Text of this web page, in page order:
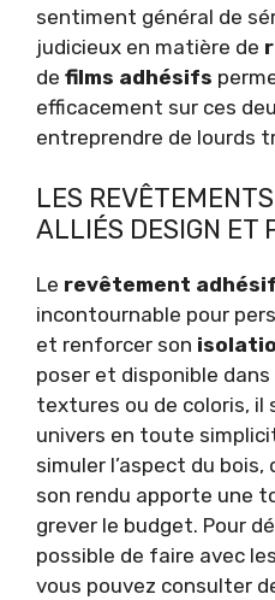
sentiment général de
judicieux en matière de
de films adhésifs
efficacement sur ces
entreprendre de lourds
LES
ALLIÉS DESIGN ET
Le revêtement adhésif
incontournable pour
et renforcer son
poser et disponible
textures ou de coloris, il
univers en toute
simuler l’aspect du
son rendu apporte une
grever le budget. Pour
possible de faire avec
vous pouvez consulter